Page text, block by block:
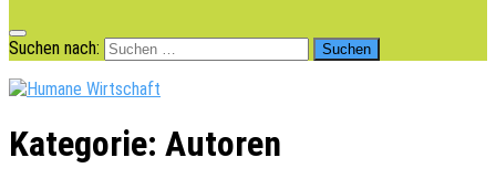
Suchen nach:
Kategorie: Autoren